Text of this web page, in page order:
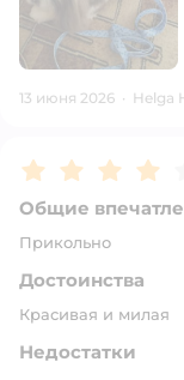
13 июня 2026 · Helga
Рейтинг:4
Общие
Прикольно
Достоинства
Красивая и милая
Недостатки